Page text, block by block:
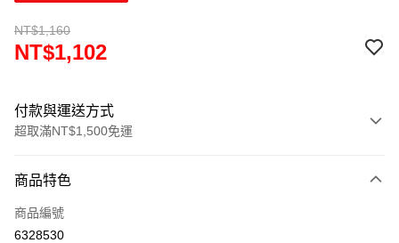
NT$1,160
NT$1,102
付款與運送方式
超取滿NT$1,500免運
信用卡一次付款
超商取貨付款
商品特色
商品編號
6328530